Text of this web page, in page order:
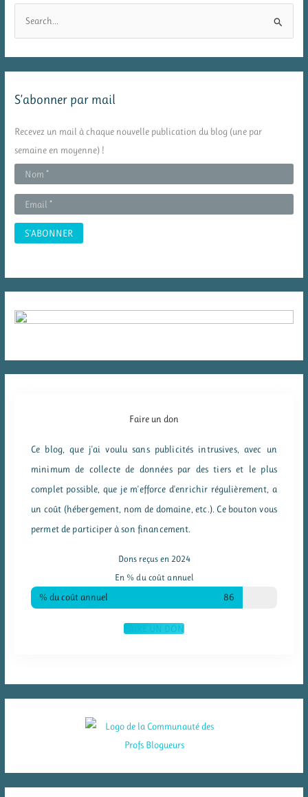
r
:
S’abonner par mail
Recevez un mail à chaque nouvelle publication du blog (une par
semaine en moyenne) !
Faire un don
Ce blog, que j'ai voulu sans publicités intrusives, avec un
minimum de collecte de données par des tiers et le plus
complet possible, que je m'efforce d'enrichir régulièrement, a
un coût (hébergement, nom de domaine, etc.). Ce bouton vous
permet de participer à son financement.
Dons reçus en 2024
En % du coût annuel
% du coût annuel 86
FAIRE UN DON